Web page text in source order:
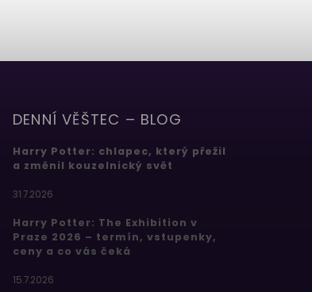
DENNÍ VĚŠTEC – BLOG
Harry Potter: chlapec, který přežil
a změnil kouzelnický svět
31.7.2026
Harry Potter: The Exhibition v
Praze 2026 – termín, vstupenky,
ceny a co vás čeká
15.7.2026